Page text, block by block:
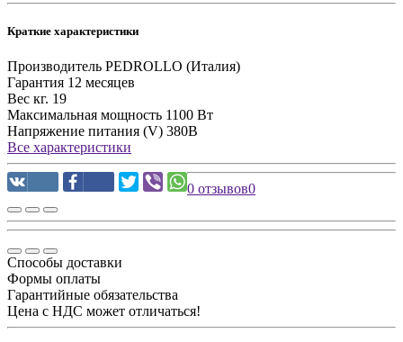
Краткие характеристики
Производитель PEDROLLO (Италия)
Гарантия 12 месяцев
Вес кг. 19
Максимальная мощность 1100 Вт
Напряжение питания (V) 380В
Все характеристики
0 отзывов0
Способы доставки
Формы оплаты
Гарантийные обязательства
Цена с НДС может отличаться!